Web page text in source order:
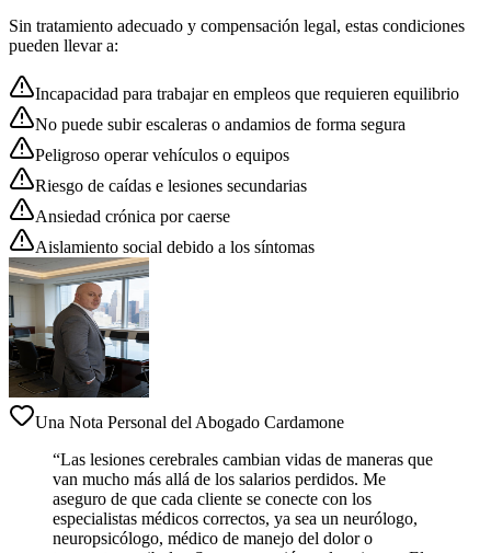
Sin tratamiento adecuado y compensación legal, estas condiciones
pueden llevar a:
Incapacidad para trabajar en empleos que requieren equilibrio
No puede subir escaleras o andamios de forma segura
Peligroso operar vehículos o equipos
Riesgo de caídas e lesiones secundarias
Ansiedad crónica por caerse
Aislamiento social debido a los síntomas
Una Nota Personal del Abogado Cardamone
“Las lesiones cerebrales cambian vidas de maneras que
van mucho más allá de los salarios perdidos. Me
aseguro de que cada cliente se conecte con los
especialistas médicos correctos, ya sea un neurólogo,
neuropsicólogo, médico de manejo del dolor o